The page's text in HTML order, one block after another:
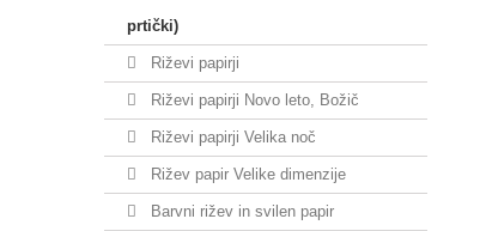
prtički)
Riževi papirji
Riževi papirji Novo leto, Božič
Riževi papirji Velika noč
Rižev papir Velike dimenzije
Barvni rižev in svilen papir